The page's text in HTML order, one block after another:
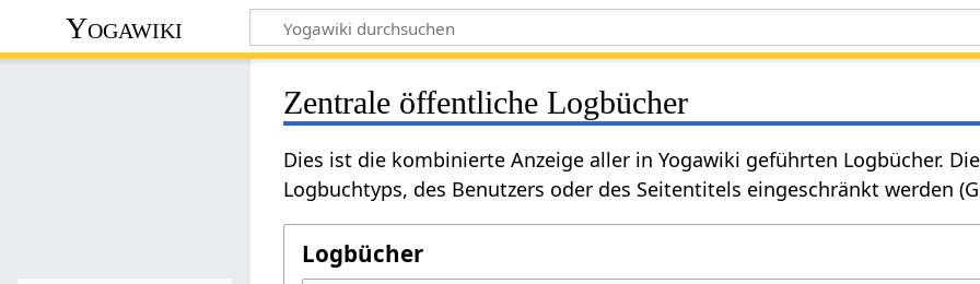
Yogawiki
Zentrale öffentliche Logbücher
Dies ist die kombinierte Anzeige aller in Yogawiki geführten Logbücher.
Logbuchtyps, des Benutzers oder des Seitentitels eingeschränkt werden
Logbücher